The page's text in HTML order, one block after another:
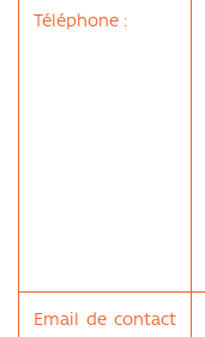
Téléphone :
Email de contact